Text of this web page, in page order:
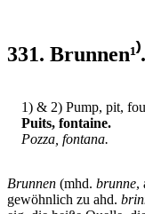
331.
1) & 2) Pump, pit,
Puits, fontaine.
Pozza, fontana.
Brunnen (mhd. brunne,
gewöhnlich zu ahd.